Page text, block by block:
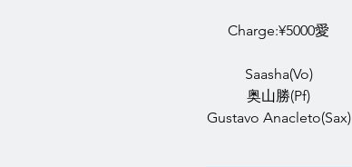
Charge:¥5000愛
Saasha(Vo)
奥山勝(Pf)
Gustavo Anacleto(Sax)